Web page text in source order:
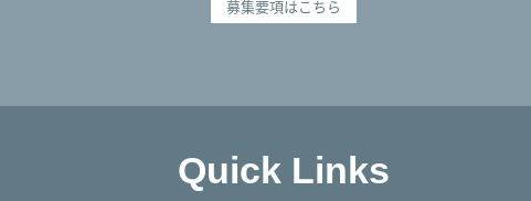
募集要項はこちら
Quick Links